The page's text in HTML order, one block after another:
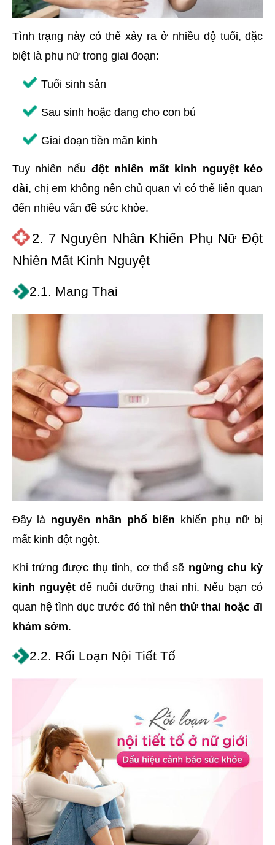
Tình trạng này có thể xảy ra ở nhiều độ tuổi, đặc
biệt là phụ nữ trong giai đoạn:
Tuổi sinh sản
Sau sinh hoặc đang cho con bú
Giai đoạn tiền mãn kinh
Tuy nhiên nếuđột nhiên mất kinh nguyệt kéo
dài, chị em không nên chủ quan vì có thể liên quan
đến nhiều vấn đề sức khỏe.
2. 7 Nguyên Nhân Khiến Phụ Nữ Đột
Nhiên Mất Kinh Nguyệt
2.1. Mang Thai
Đây là nguyên nhân phổ biến khiến phụ nữ bị
mất kinh đột ngột.
Khi trứng được thụ tinh, cơ thể sẽ ngừng chu kỳ
kinh nguyệtđể nuôi dưỡng thai nhi. Nếu bạn có
quan hệ tình dục trước đó thì nênthử thai hoặc đi
khám sớm.
2.2. Rối Loạn Nội Tiết Tố